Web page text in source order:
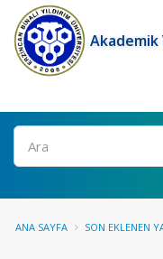
Ara
ANA SAYFA SON EKLENEN